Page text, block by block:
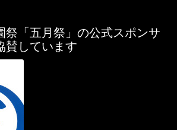
祭「五月祭」の公式スポンサ
賛しています